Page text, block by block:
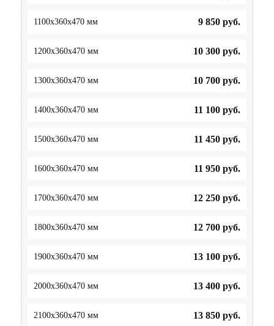
1100x360x470 мм 9 850 руб.
1200x360x470 мм 10 300 руб.
1300x360x470 мм 10 700 руб.
1400x360x470 мм 11 100 руб.
1500x360x470 мм 11 450 руб.
1600x360x470 мм 11 950 руб.
1700x360x470 мм 12 250 руб.
1800x360x470 мм 12 700 руб.
1900x360x470 мм 13 100 руб.
2000x360x470 мм 13 400 руб.
2100x360x470 мм 13 850 руб.